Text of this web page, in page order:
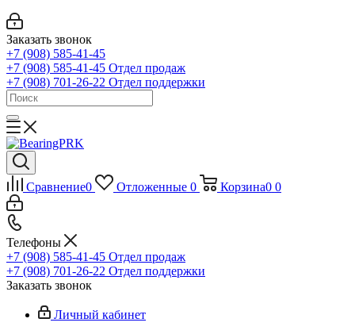
Заказать звонок
+7 (908) 585-41-45
+7 (908) 585-41-45 Отдел продаж
+7 (908) 701-26-22 Отдел поддержки
Сравнение0 Отложенные 0 Корзина0 0
Телефоны
+7 (908) 585-41-45 Отдел продаж
+7 (908) 701-26-22 Отдел поддержки
Заказать звонок
Личный кабинет